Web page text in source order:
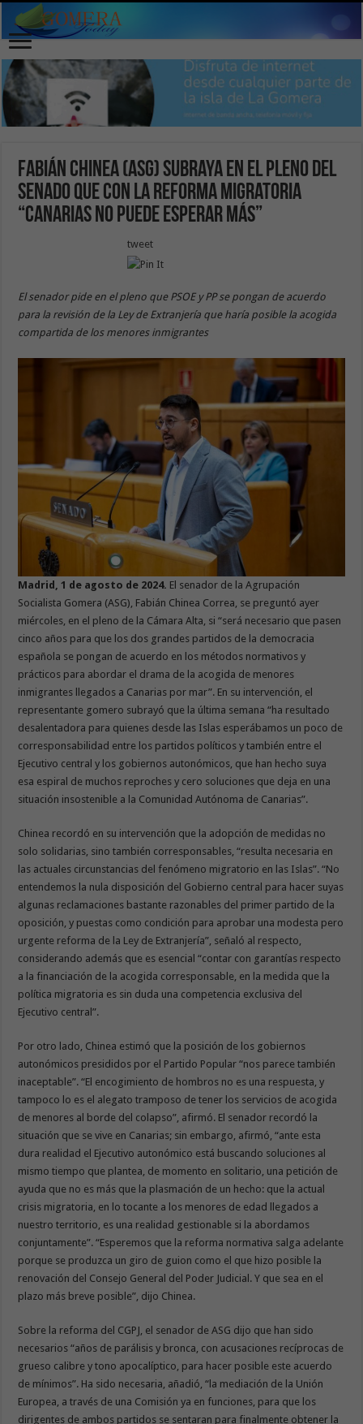
Fabián Chinea (ASG) subraya en el pleno del
Senado que con la reforma migratoria
“Canarias no puede esperar más”
tweet
El senador pide en el pleno que PSOE y PP se pongan de acuerdo
para la revisión de la Ley de Extranjería que haría posible la acogida
compartida de los menores inmigrantes
Madrid, 1 de agosto de 2024. El senador de la Agrupación
Socialista Gomera (ASG), Fabián Chinea Correa, se preguntó ayer
miércoles, en el pleno de la Cámara Alta, si “será necesario que pasen
cinco años para que los dos grandes partidos de la democracia
española se pongan de acuerdo en los métodos normativos y
prácticos para abordar el drama de la acogida de menores
inmigrantes llegados a Canarias por mar”. En su intervención, el
representante gomero subrayó que la última semana “ha resultado
desalentadora para quienes desde las Islas esperábamos un poco de
corresponsabilidad entre los partidos políticos y también entre el
Ejecutivo central y los gobiernos autonómicos, que han hecho suya
esa espiral de muchos reproches y cero soluciones que deja en una
situación insostenible a la Comunidad Autónoma de Canarias”.
Chinea recordó en su intervención que la adopción de medidas no
solo solidarias, sino también corresponsables, “resulta necesaria en
las actuales circunstancias del fenómeno migratorio en las Islas”. “No
entendemos la nula disposición del Gobierno central para hacer suyas
algunas reclamaciones bastante razonables del primer partido de la
oposición, y puestas como condición para aprobar una modesta pero
urgente reforma de la Ley de Extranjería”, señaló al respecto,
considerando además que es esencial “contar con garantías respecto
a la financiación de la acogida corresponsable, en la medida que la
política migratoria es sin duda una competencia exclusiva del
Ejecutivo central”.
Por otro lado, Chinea estimó que la posición de los gobiernos
autonómicos presididos por el Partido Popular “nos parece también
inaceptable”. “El encogimiento de hombros no es una respuesta, y
tampoco lo es el alegato tramposo de tener los servicios de acogida
de menores al borde del colapso”, afirmó. El senador recordó la
situación que se vive en Canarias; sin embargo, afirmó, “ante esta
dura realidad el Ejecutivo autonómico está buscando soluciones al
mismo tiempo que plantea, de momento en solitario, una petición de
ayuda que no es más que la plasmación de un hecho: que la actual
crisis migratoria, en lo tocante a los menores de edad llegados a
nuestro territorio, es una realidad gestionable si la abordamos
conjuntamente”. “Esperemos que la reforma normativa salga adelante
porque se produzca un giro de guion como el que hizo posible la
renovación del Consejo General del Poder Judicial. Y que sea en el
plazo más breve posible”, dijo Chinea.
Sobre la reforma del CGPJ, el senador de ASG dijo que han sido
necesarios “años de parálisis y bronca, con acusaciones recíprocas de
grueso calibre y tono apocalíptico, para hacer posible este acuerdo
de mínimos”. Ha sido necesaria, añadió, “la mediación de la Unión
Europea, a través de una Comisión ya en funciones, para que los
dirigentes de ambos partidos se sentaran para finalmente obtener la